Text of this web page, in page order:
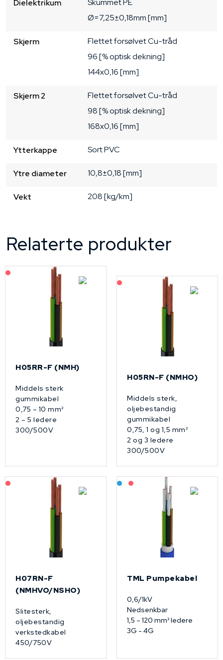
Dielektrikum
Ø=7,25±0,18mm [mm]
Skjerm
Flettet forsølvet Cu-tråd
96 [% optisk dekning]
144x0,16 [mm]
Skjerm 2
Flettet forsølvet Cu-tråd
98 [% optisk dekning]
168x0,16 [mm]
Ytterkappe SortPVC
Ytre diameter 10,8±0,18 [mm]
Vekt 208 [kg/km]
Relaterte produkter
På forespørsel
H05RR-F (NMH)
Middels sterk
gummikabel
0,75 – 10 mm²
2 – 5 ledere
300/500V
På forespørsel
H05RN-F (NMHO)
Middels sterk,
oljebestandig
gummikabel
0,75, 1 og 1,5 mm²
2 og 3 ledere
300/500V
På forespørsel
H07RN-F
(NMHVO/NSHO)
Slitesterk,
oljebestandig
verkstedkabel
450/750V
Bestilling: 2-3 uker
På forespørsel
TML Pumpekabel
0,6/1kV
Nedsenkbar
1,5 – 120 mm² ledere
3G - 4G